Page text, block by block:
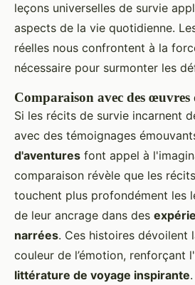
leçons universelles de survie
aspects de la vie quotidienne.
réelles nous confrontent à la
nécessaire pour surmonter les
Comparaison avec des
Si les récits de survie incarnent
avec des témoignages
d'aventures font appel à
comparaison révèle que les
touchent plus profondément les
de leur ancrage dans des
narrées. Ces histoires dévoilent
couleur de l’émotion, renforçant
littérature de voyage inspirante.